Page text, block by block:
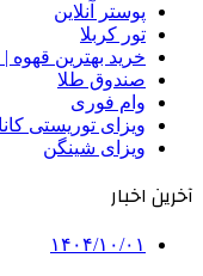
پوستر آنلاین
تور کربلا
خرید بهترین قهوه
صندوق طلا
وام فوری
ویزای توریستی
ویزای شینگن
آخرین اخبار
۱۴۰۴/۱۰/۰۱